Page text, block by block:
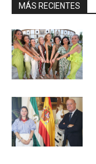
MÁS RECIENTES